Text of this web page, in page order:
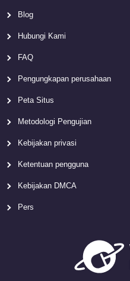
Blog
Hubungi Kami
FAQ
Pengungkapan perusahaan
Peta Situs
Metodologi Pengujian
Kebijakan privasi
Ketentuan pengguna
Kebijakan DMCA
Pers